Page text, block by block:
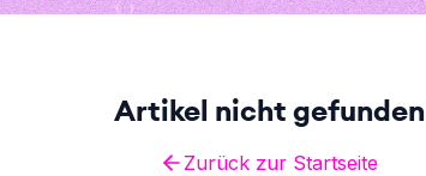
Artikel nicht gefunden
Zurück zur Startseite